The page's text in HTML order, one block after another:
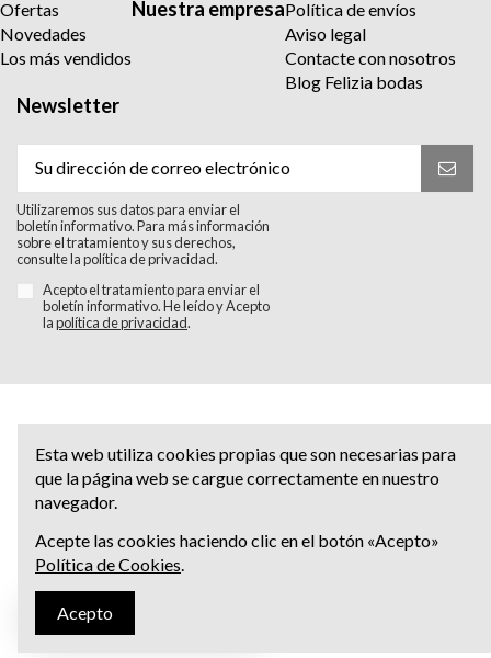
Ofertas
Novedades
Los más vendidos
Nuestra empresaPolítica de envíos
Aviso legal
Contacte con nosotros
Blog Felizia bodas
Newsletter
Utilizaremos sus datos para enviar el
boletín informativo. Para más información
sobre el tratamiento y sus derechos,
consulte la política de privacidad.
Acepto el tratamiento para enviar el
boletín informativo. He leído y Acepto
lapolítica de privacidad.
Escríbenos al Whatsapp
Esta web utiliza cookies propias que son necesarias para
que la página web se cargue correctamente en nuestro
navegador.
Acepte las cookies haciendo clic en el botón «Acepto»
Política de Cookies.
Acepto